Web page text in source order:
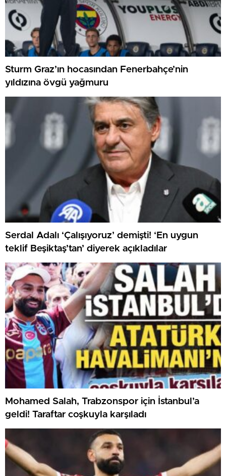
Sturm Graz’ın hocasından Fenerbahçe’nin
yıldızına övgü yağmuru
Serdal Adalı ‘Çalışıyoruz’ demişti! ‘En uygun
teklif Beşiktaş’tan’ diyerek açıkladılar
Mohamed Salah, Trabzonspor için İstanbul’a
geldi! Taraftar coşkuyla karşıladı